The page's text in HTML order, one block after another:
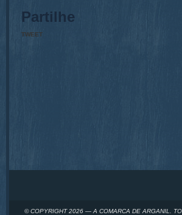
Partilhe
TWEET
© COPYRIGHT 2026 — A COMARCA DE ARGANIL.